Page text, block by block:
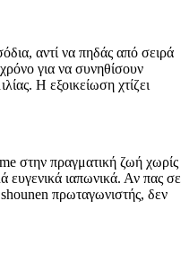
αντί να πηδάς από σειρά
για να συνηθίσουν
Η εξοικείωση χτίζει
στην πραγματική ζωή χωρίς
ευγενικά ιαπωνικά. Αν πας σε
πρωταγωνιστής, δεν